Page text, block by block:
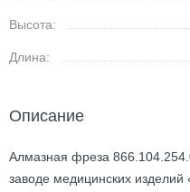
Высота:
Длина:
Описание
Алмазная фреза
заводе медицинских